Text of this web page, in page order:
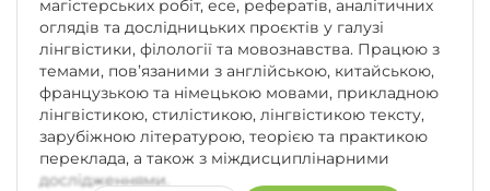
Благодарю за прекрасный проект. Я очень
довольна!
магістерських робіт, есе, рефератів, аналітичних
оглядів та дослідницьких проєктів у галузі
лінгвістики, філології та мовознавства. Працюю з
темами, пов’язаними з англійською, китайською,
французькою та німецькою мовами, прикладною
лінгвістикою, стилістикою, лінгвістикою тексту,
зарубіжною літературою, теорією та практикою
переклада, а також з міждисциплінарними
дослідженнями.